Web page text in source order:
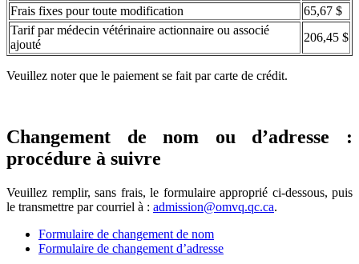
Frais fixes pour toute modification
65,67 $
Tarif par médecin vétérinaire actionnaire ou associé
ajouté
206,45 $
Veuillez noter que le paiement se fait par carte de crédit.
Changement de nom ou d’adresse :
procédure à suivre
Veuillez remplir, sans frais, le formulaire approprié ci-dessous, puis
le transmettre par courriel à : admission@omvq.qc.ca.
Formulaire de changement de nom
Formulaire de changement d’adresse